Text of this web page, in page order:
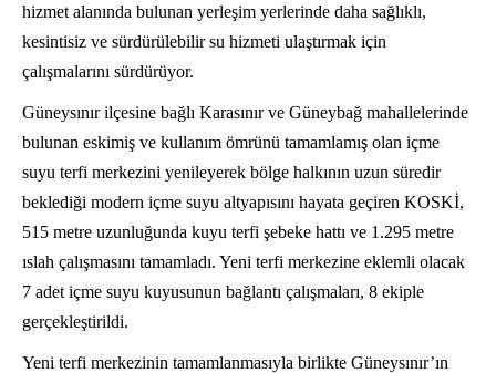
hizmet alanında bulunan yerleşim yerlerinde daha sağlıklı,
kesintisiz ve sürdürülebilir su hizmeti ulaştırmak için
çalışmalarını sürdürüyor.
Güneysınır ilçesine bağlı Karasınır ve Güneybağ mahallelerinde
bulunan eskimiş ve kullanım ömrünü tamamlamış olan içme
suyu terfi merkezini yenileyerek bölge halkının uzun süredir
beklediği modern içme suyu altyapısını hayata geçiren KOSKİ,
515 metre uzunluğunda kuyu terfi şebeke hattı ve 1.295 metre
ıslah çalışmasını tamamladı. Yeni terfi merkezine eklemli olacak
7 adet içme suyu kuyusunun bağlantı çalışmaları, 8 ekiple
gerçekleştirildi.
Yeni terfi merkezinin tamamlanmasıyla birlikte Güneysınır’ın